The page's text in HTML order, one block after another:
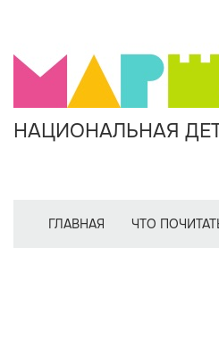
НАЦИОНАЛЬНАЯ
ГЛАВНАЯ ЧТО